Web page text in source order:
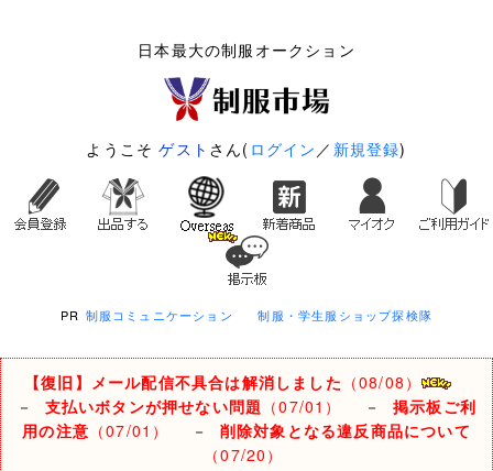
日本最大の制服オークション
ようこそゲスト さん( ログイン ／ 新規登録)
PR 制服コミュニケーション 制服・学生服ショップ探検隊
【復旧】メール配信不具合は解消しました （08/08）
－ 支払いボタンが押せない問題 （07/01） －掲示板ご利
用の注意 （07/01） － 削除対象となる違反商品について
（07/20）